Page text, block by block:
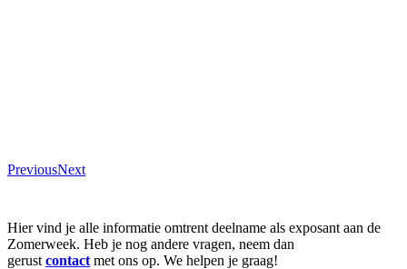
PreviousNext
Hier vind je alle informatie omtrent deelname als exposant aan de
Zomerweek. Heb je nog andere vragen, neem dan
gerust contact met ons op. We helpen je graag!